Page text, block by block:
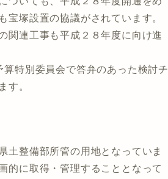
宝塚設置の協議がされています。
関連工事も平成２８年度に向け進
特別委員会で答弁のあった検討チ
す。
整備部所管の用地となっていま
的に取得・管理することとなって